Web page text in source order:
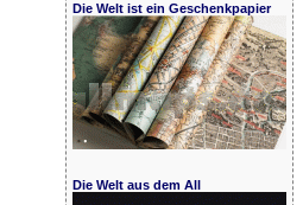
Die Welt ist ein Geschenkpapier
Die Welt aus dem All